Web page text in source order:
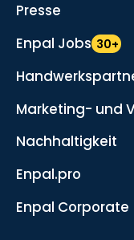
Presse
Enpal Jobs 30+
Marketing- und
Nachhaltigkeit
Enpal.pro
Enpal Corporate